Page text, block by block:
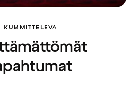
KUMMITTELEVA